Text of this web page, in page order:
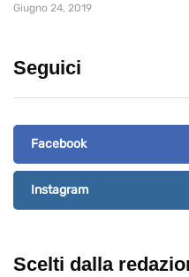
Giugno 24, 2019
Seguici
Facebook
Instagram
Scelti dalla